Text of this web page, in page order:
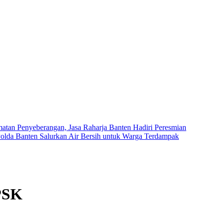
Penyeberangan, Jasa Raharja Banten Hadiri Peresmian
Banten Salurkan Air Bersih untuk Warga Terdampak